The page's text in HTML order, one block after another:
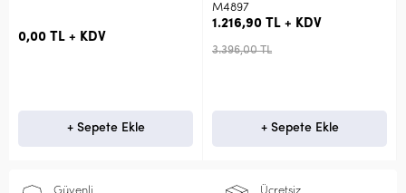
0,00 TL + KDV
+ Sepete Ekle
M4897
1.216,90 TL + KDV
3.396,00 TL
+ Sepete Ekle